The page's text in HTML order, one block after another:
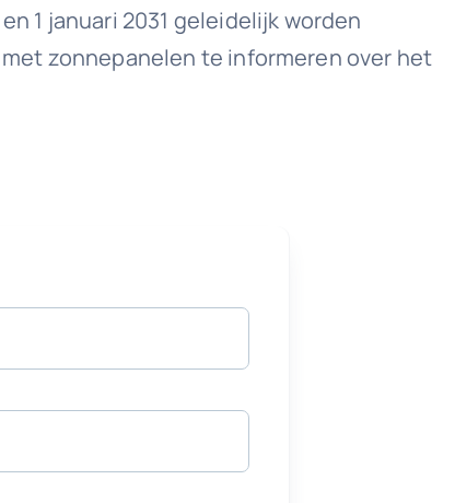
1 januari 2031 geleidelijk worden
zonnepanelen te informeren over het